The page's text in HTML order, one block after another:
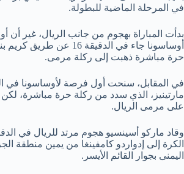
في المرحلة الماضية للبطولة.
بدأت المباراة بهجوم من جانب الريال، غير أن
أوساسونا جاء في الدقيقة 16
حرة مباشرة ذهبت إلى ركلة مرمى.
مارتينيز، الذي سدد من ركلة حرة مباشرة،
على مرمى الريال.
الكرة إلى إدواردو كامفينغا من يمين منطقة
اليمنى بجوار القائم الأيسر.